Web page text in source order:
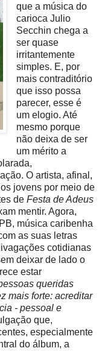
que a música do
carioca Julio
Secchin chega a
ser quase
irritantemente
simples. E, por
mais contraditório
que isso possa
parecer, esse é
um elogio. Até
mesmo porque
não deixa de ser
um mérito a
O artista, afinal,
jovens por meio de
de Festa de Adeus
mentir. Agora,
música caribenha
as suas letras
cotidianas
deixar de lado o
estar
queridas
mais forte: acreditar
- pessoal e
que,
especialmente
do álbum, a